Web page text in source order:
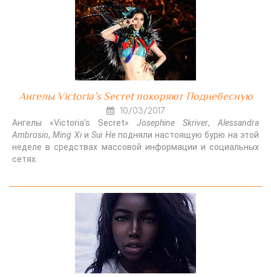
Ангелы Victoria’s Secret покоряют Поднебесную
10/03/2017
Ангелы «Victoria’s Secret» Josephine Skriver, Alessandra
Ambrosio,Ming XiиSui Heподняли настоящую бурю на этой
неделе в средствах массовой информации и социальных
сетях.